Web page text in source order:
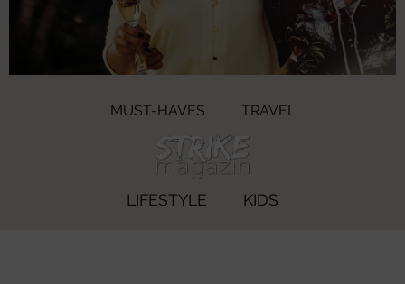
MUST-HAVES TRAVEL
LIFESTYLE KIDS